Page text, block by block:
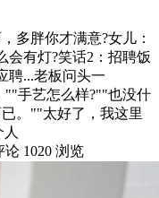
多胖你才满意?女儿：
会有灯?笑话2：招聘饭
聘...老板问头一
""手艺怎么样?""也没什
。""太好了，我这里
论 1020 浏览